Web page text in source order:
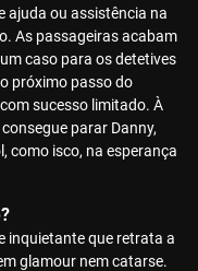
ajuda ou assistência na
As passageiras acabam
caso para os detetives
próximo passo do
sucesso limitado. À
parar Danny,
como isco, na esperança
inquietante que retrata a
glamour nem catarse.